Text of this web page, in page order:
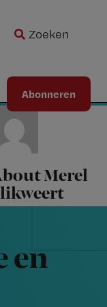
Zoeken
Abonneren
en
Merel